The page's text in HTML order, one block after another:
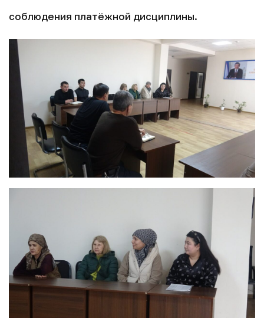
соблюдения платёжной дисциплины.